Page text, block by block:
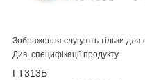
Зображення слугують тільки
Див. специфікації продукту
ГТ313Б